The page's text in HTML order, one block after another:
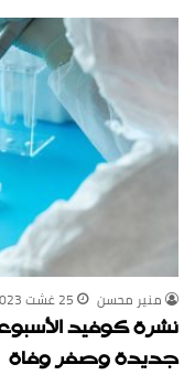
منير محسن 25 غشت 2023
جديدة وصفر وفاة